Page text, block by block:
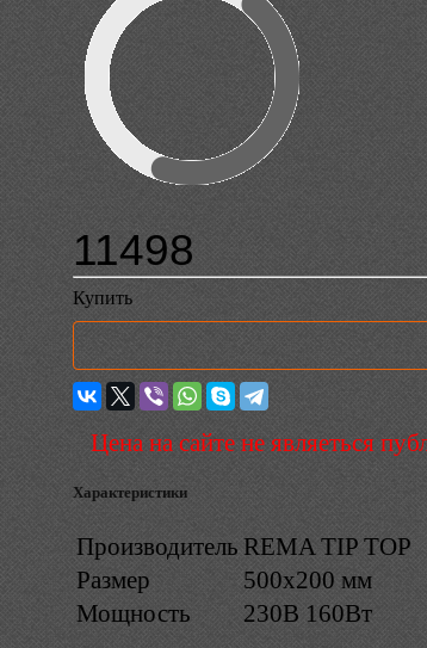
11498
Купить
Цена на сайте не являеться
Характеристики
Производитель REMA TIP TOP
Размер
500х200 мм
Мощность
230В 160Вт